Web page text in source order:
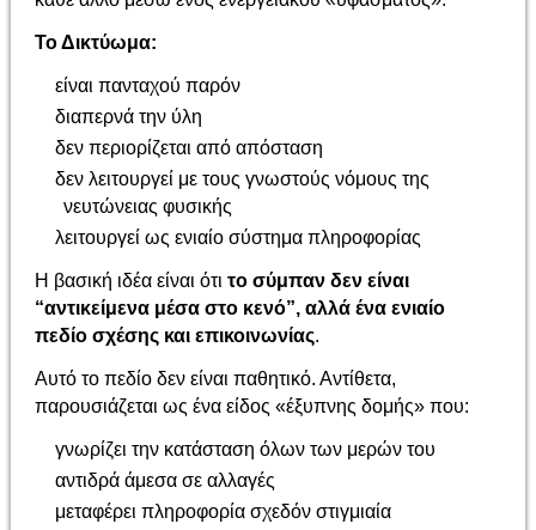
Το Δικτύωμα:
είναι πανταχού παρόν
διαπερνά την ύλη
δεν περιορίζεται από απόσταση
δεν λειτουργεί με τους γνωστούς νόμους της
νευτώνειας φυσικής
λειτουργεί ως ενιαίο σύστημα πληροφορίας
Η βασική ιδέα είναι ότιτο σύμπαν δεν είναι
“αντικείμενα μέσα στο κενό”, αλλά ένα ενιαίο
πεδίο σχέσης και επικοινωνίας.
Αυτό το πεδίο δεν είναι παθητικό. Αντίθετα,
παρουσιάζεται ως ένα είδος «έξυπνης δομής» που:
γνωρίζει την κατάσταση όλων των μερών του
αντιδρά άμεσα σε αλλαγές
μεταφέρει πληροφορία σχεδόν στιγμιαία